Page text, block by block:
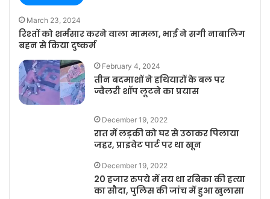
March 23, 2024
रिश्तों को शर्मसार करने वाला मामला, भाई ने सगी नाबालिग
बहन से किया दुष्कर्म
February 4, 2024
तीन बदमाशों ने हथियारों के बल पर
ज्वैलरी शॉप लूटने का प्रयास
December 19, 2022
रात में लड़की को घर से उठाकर पिलाया
जहर, प्राइवेट पार्ट पर था खून
December 19, 2022
20 हजार रुपये में तय था रबिका की हत्या
का सौदा, पुलिस की जांच में हुआ खुलासा